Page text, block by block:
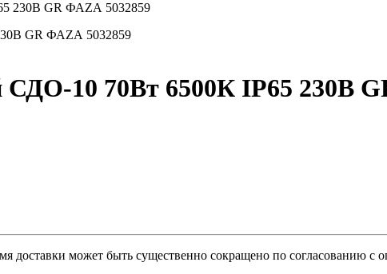
230В GR ФАZА 5032859
СДО-10 70Вт 6500К IP65 230В
доставки может быть существенно сокращено по согласованию с